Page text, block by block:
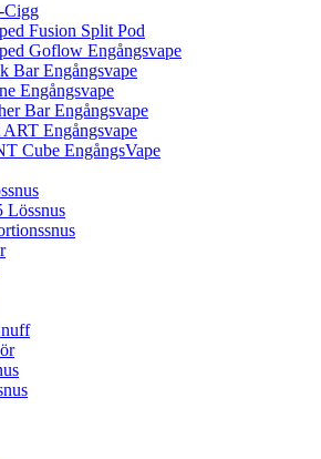
Cigg
Fusion Split Pod
Goflow Engångsvape
Bar Engångsvape
Engångsvape
Bar Engångsvape
ART Engångsvape
Cube EngångsVape
Lössnus